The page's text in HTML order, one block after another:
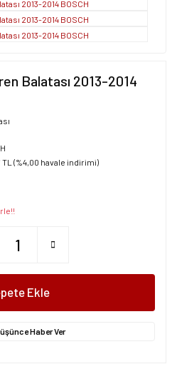
Balatası 2013-2014
TL (%4,00 havale indirimi)
Ekle
Haber Ver